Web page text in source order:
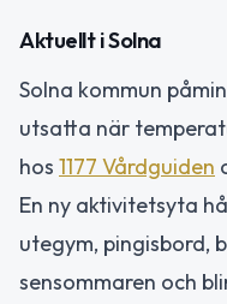
Aktuellt i Solna
Solna kommun
utsatta när
hos 1177 Vårdguiden
En ny aktivitetsyta
utegym, pingisbord,
sensommaren och